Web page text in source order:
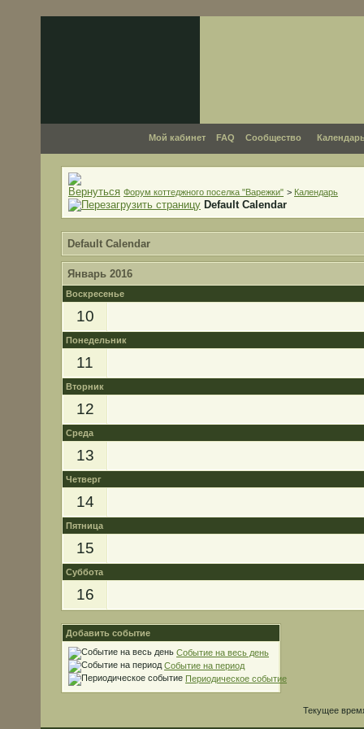
Мой кабинет FAQ Сообщество
Форум коттеджного поселка "Варежки" > Календарь
Default Calendar
Default Calendar
Январь 2016
Воскресенье
10
Понедельник
11
Вторник
12
Среда
13
Четверг
14
Пятница
15
Суббота
16
Добавить событие
Событие на весь день
Событие на период
Периодическое событие
Текущее